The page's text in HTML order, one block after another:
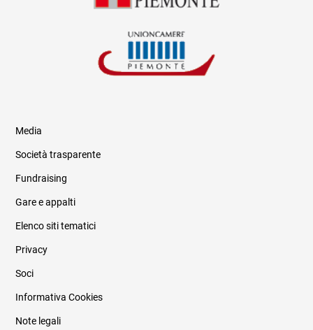
Informazioni legali e trasparenza
Media
Società trasparente
Fundraising
Gare e appalti
Elenco siti tematici
Privacy
Soci
Informativa Cookies
Note legali